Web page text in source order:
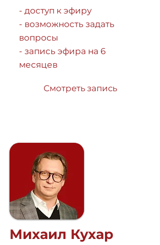
- доступ к эфиру
- возможность задать
вопросы
- запись эфира на 6
месяцев
Смотреть запись
Михаил Кухар